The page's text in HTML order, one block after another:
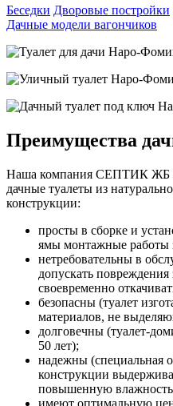
Беседки Дворовые постройки
Дачные модели вагончиков
Преимущества
Наша компания СЕПТИК ЖБ
дачные туалеты из
конструкции:
просты в сборке и
ямы монтажные работы
нетребовательны в
допускать
своевременно
безопасны (туалет
материалов, не
долговечны (туалет-
50 лет);
надежны (специальная
конструкции
повышенную
имеют оптимальную